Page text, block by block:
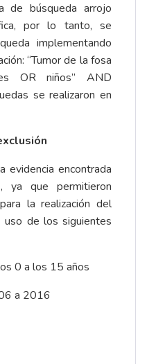
de búsqueda arrojo
por lo tanto, se
implementando
“Tumor de la fosa
OR niños” AND
se realizaron en
evidencia encontrada
ya que permitieron
la realización del
uso de los siguientes
0 a los 15 años
a 2016